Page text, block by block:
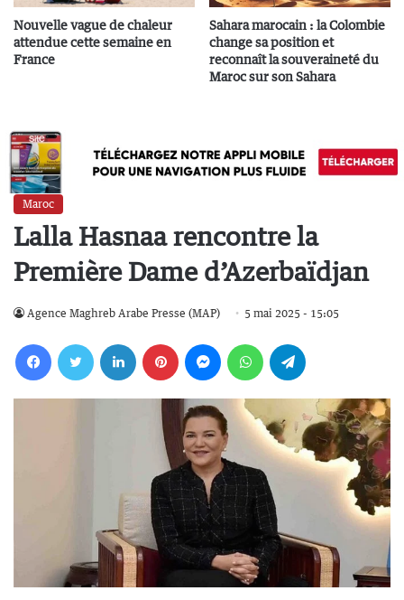
Nouvelle vague de chaleur
attendue cette semaine en
France
Sahara marocain : la Colombie
change sa position et
reconnaît la souveraineté du
Maroc sur son Sahara